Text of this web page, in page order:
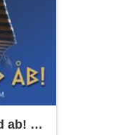
ab! -